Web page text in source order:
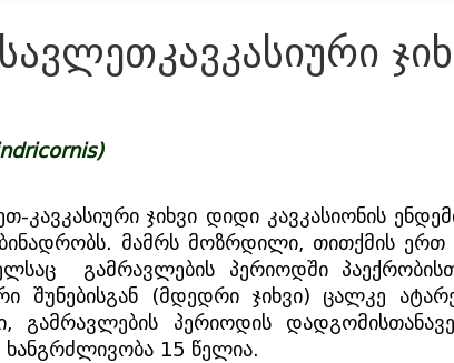
)
კავკასიური ჯიხვი დიდი კავკასიონის
მამრს მოზრდილი, თითქმის ერთ
გამრავლების პერიოდში
შუნებისგან (მდედრი ჯიხვი) ცალკე
გამრავლების პერიოდის
ხანგრძლივობა 15 წელია.